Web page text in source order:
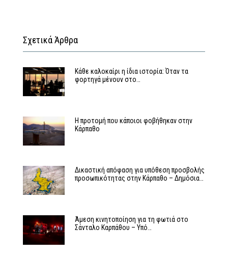
Σχετικά Άρθρα
Κάθε καλοκαίρι η ίδια ιστορία: Όταν τα
φορτηγά μένουν στο…
Η προτομή που κάποιοι φοβήθηκαν στην
Κάρπαθο
Δικαστική απόφαση για υπόθεση προσβολής
προσωπικότητας στην Κάρπαθο – Δημόσια…
Άμεση κινητοποίηση για τη φωτιά στο
Σάνταλο Καρπάθου – Υπό…